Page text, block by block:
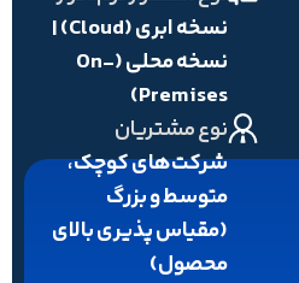
نسخه ابری (Cloud) |
نسخه محلی (On-
Premises)
نوع مشتریان
شرکت‌های کوچک،
متوسط و بزرگ
(مقیاس پذیری بالای
محصول)